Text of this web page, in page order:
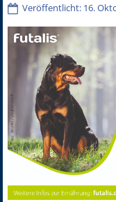
Veröffentlicht: 16.